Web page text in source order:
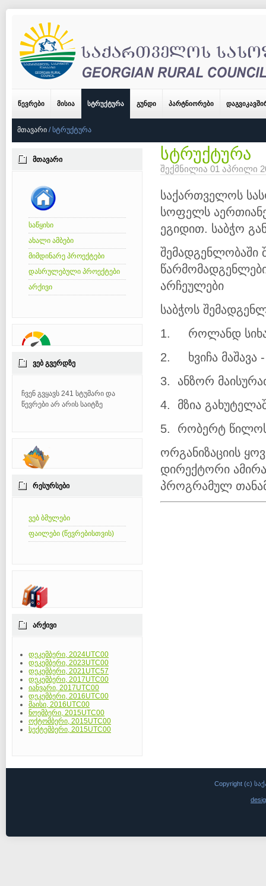
ᲬᲔᲕᲠᲔᲑᲘ ᲛᲘᲡᲘᲐ ᲡᲢᲠᲣᲥᲢᲣᲠᲐ ᲒᲣᲜᲓᲘ ᲞᲐᲠᲢᲜᲘᲝᲠᲔᲑᲘ
ᲛᲗᲐᲕᲐᲠᲘ /ᲡᲢᲠᲣᲥᲢᲣᲠᲐ
ᲛᲗᲐᲕᲐᲠᲘ
საწყისი
ახალი ამბები
მიმდინარე პროექტები
დასრულებული პროექტები
არქივი
ᲕᲔᲑ ᲒᲕᲔᲠᲓᲖᲔ
ჩვენ გვყავს 241 სტუმარი და
წევრები არ არის საიტზე
ᲠᲔᲡᲣᲠᲡᲔᲑᲘ
ვებ ბმულები
ფაილები (წევრებისთვის)
ᲐᲠᲥᲘᲕᲘ
დეკემბერი, 2024UTC00
დეკემბერი, 2023UTC00
დეკემბერი, 2021UTC57
დეკემბერი, 2017UTC00
იანვარი, 2017UTC00
დეკემბერი, 2016UTC00
მაისი, 2016UTC00
ნოემბერი, 2015UTC00
ოქტომბერი, 2015UTC00
სექტემბერი, 2015UTC00
სტრუქტურა
შექმნილია 01 აპრილი
საქართველოს
სოფელს
ეგიდით. საბჭო
შემადგენლობაში
არჩეულები
საბჭოს
1. როლანდ
2. ხვიჩა მაშავა -
3. ანზორ
4. მზია
5. რობერტ
ორგანიზაციის
დირექტორი
პროგრამულ
Copyright (c)